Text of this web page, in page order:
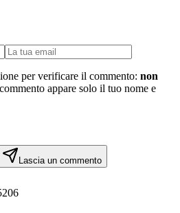
per verificare il commento: non
appare solo il tuo nome e
Lascia un commento